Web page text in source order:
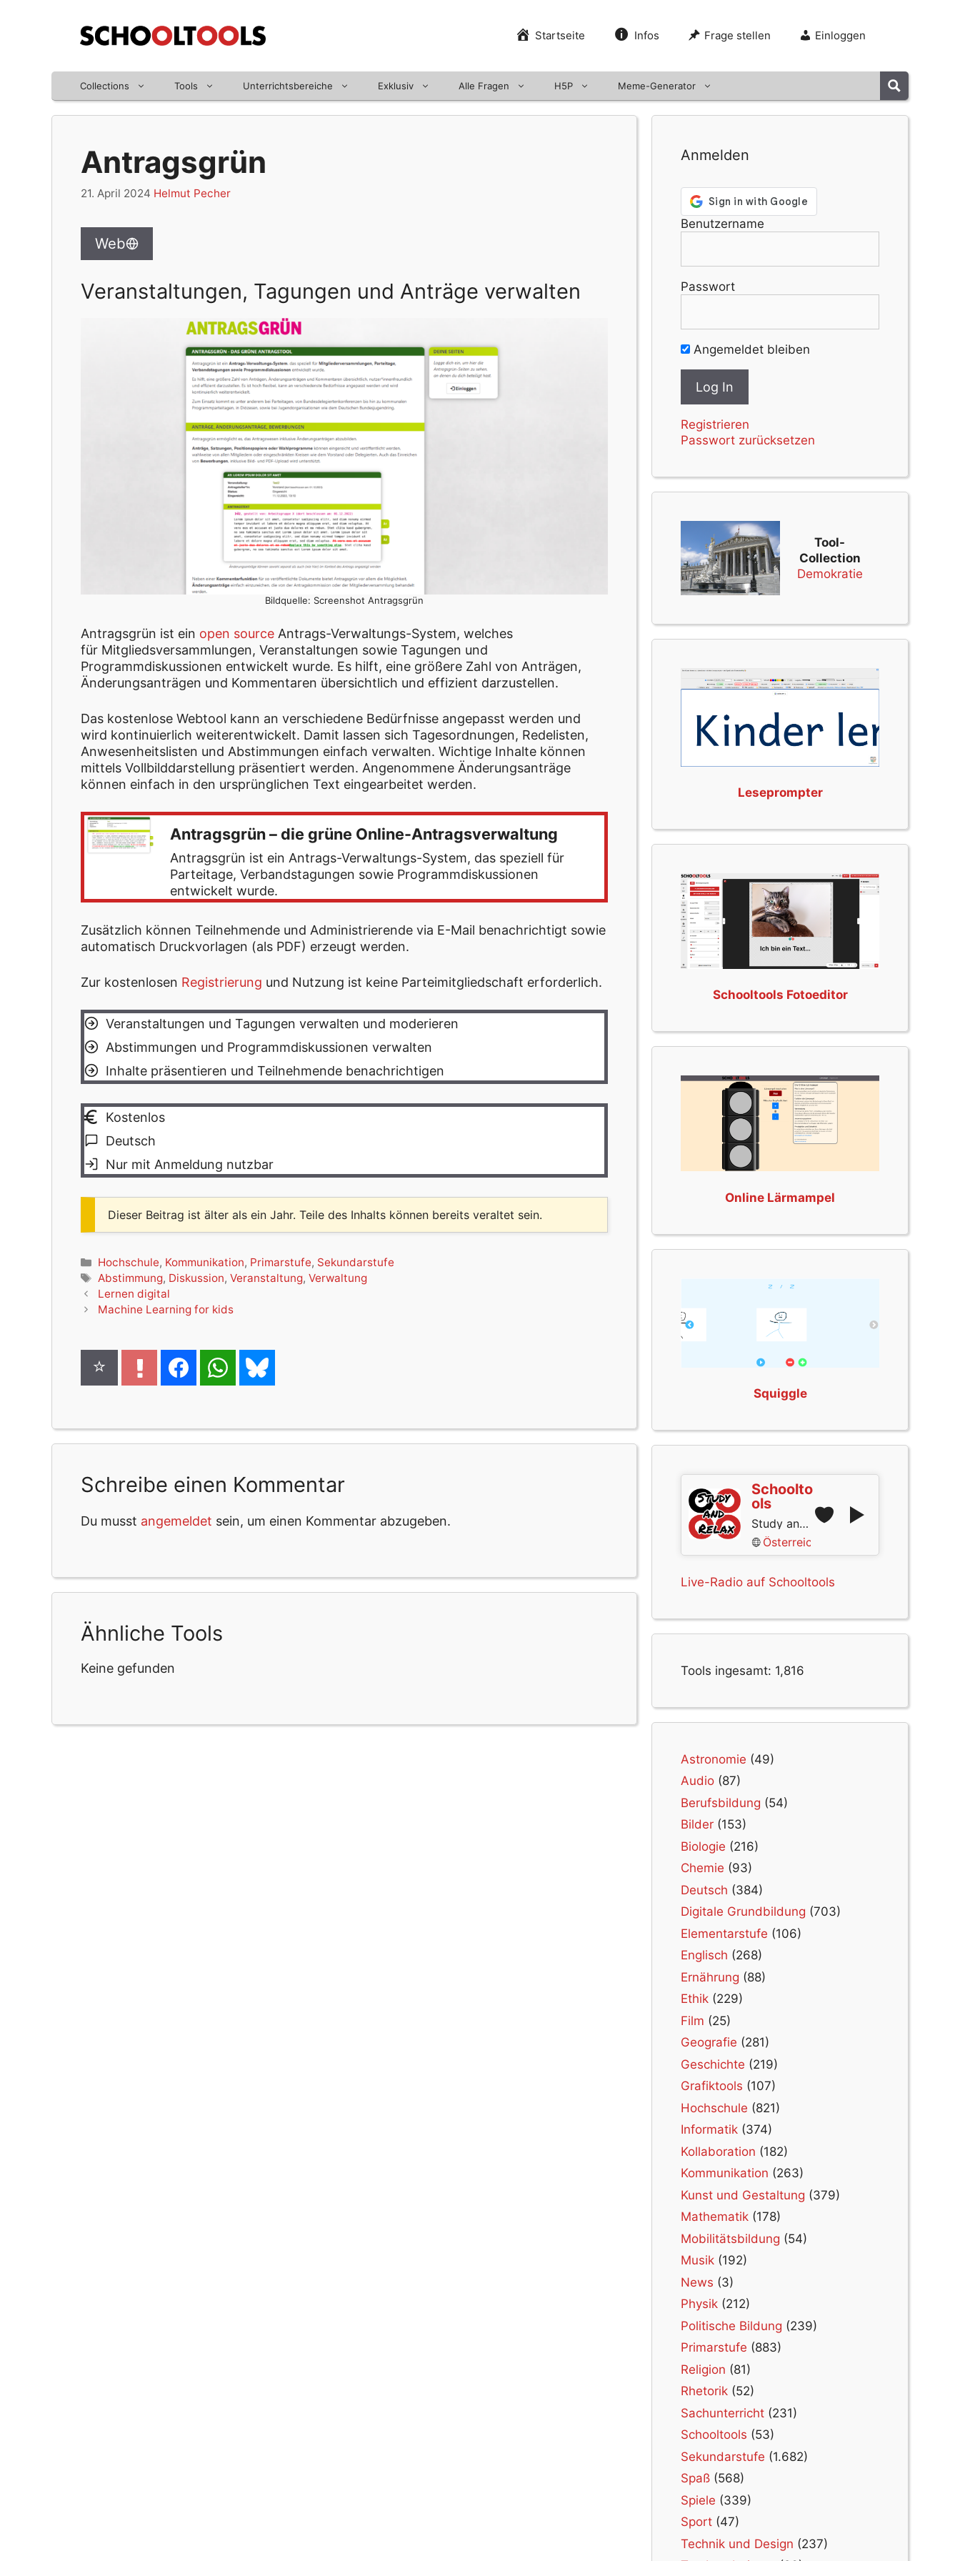
Startseite Infos Frage stellen Einloggen
Collections Tools Unterrichtsbereiche Exklusiv Alle Fragen H5P Meme-Generator
Antragsgrün
21. April 2024 Helmut Pecher
Web
Veranstaltungen, Tagungen und Anträge verwalten
Bildquelle: Screenshot Antragsgrün
Antragsgrün ist ein open source Antrags-Verwaltungs-System, welches
für Mitgliedsversammlungen, Veranstaltungen sowie Tagungen und
Programmdiskussionen entwickelt wurde. Es hilft, eine größere Zahl von Anträgen,
Änderungsanträgen und Kommentaren übersichtlich und effizient darzustellen.
Das kostenlose Webtool kann an verschiedene Bedürfnisse angepasst werden und
wird kontinuierlich weiterentwickelt. Damit lassen sich Tagesordnungen, Redelisten,
Anwesenheitslisten und Abstimmungen einfach verwalten. Wichtige Inhalte können
mittels Vollbilddarstellung präsentiert werden. Angenommene Änderungsanträge
können einfach in den ursprünglichen Text eingearbeitet werden.
Antragsgrün – die grüne Online-Antragsverwaltung
Antragsgrün ist ein Antrags-Verwaltungs-System, das speziell für
Parteitage, Verbandstagungen sowie Programmdiskussionen
entwickelt wurde.
Zusätzlich können Teilnehmende und Administrierende via E-Mail benachrichtigt sowie
automatisch Druckvorlagen (als PDF) erzeugt werden.
Zur kostenlosen Registrierung und Nutzung ist keine Parteimitgliedschaft erforderlich.
Veranstaltungen und Tagungen verwalten und moderieren
Abstimmungen und Programmdiskussionen verwalten
Inhalte präsentieren und Teilnehmende benachrichtigen
Kostenlos
Deutsch
Nur mit Anmeldung nutzbar
Dieser Beitrag ist älter als ein Jahr. Teile des Inhalts können bereits veraltet sein.
Kategorien
Hochschule, Kommunikation, Primarstufe, Sekundarstufe
Schlagwörter
Abstimmung, Diskussion,Veranstaltung,Verwaltung
Lernen digital
Machine Learning for kids
Schreibe einen Kommentar
Du musst angemeldet sein, um einen Kommentar abzugeben.
Ähnliche Tools
Keine gefunden
Anmelden
Benutzername
Passwort
Angemeldet bleiben
Registrieren
Passwort zurücksetzen
Tool-
Collection
Demokratie
Leseprompter
Schooltools Fotoeditor
Online Lärmampel
Squiggle
Schoolto
ols
Study and Relax
Österreich
Live-Radio auf Schooltools
Tools ingesamt: 1,816
Astronomie (49)
Audio (87)
Berufsbildung (54)
Bilder (153)
Biologie (216)
Chemie (93)
Deutsch (384)
Digitale Grundbildung (703)
Elementarstufe (106)
Englisch (268)
Ernährung (88)
Ethik (229)
Film (25)
Geografie (281)
Geschichte (219)
Grafiktools (107)
Hochschule (821)
Informatik (374)
Kollaboration (182)
Kommunikation (263)
Kunst und Gestaltung (379)
Mathematik (178)
Mobilitätsbildung (54)
Musik (192)
News (3)
Physik (212)
Politische Bildung (239)
Primarstufe (883)
Religion (81)
Rhetorik (52)
Sachunterricht (231)
Schooltools (53)
Sekundarstufe (1.682)
Spaß (568)
Spiele (339)
Sport (47)
Technik und Design (237)